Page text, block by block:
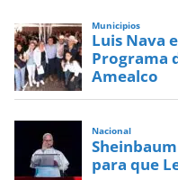
Municipios
Luis Nava
Programa
Amealco
Nacional
para que